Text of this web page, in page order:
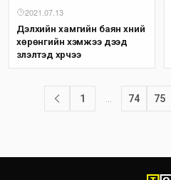
2021.07.13
Дэлхийн хамгийн баян хүний
хөрөнгийн хэмжээ дээд
үзүүлэлтэд хүрчээ
1 74 75